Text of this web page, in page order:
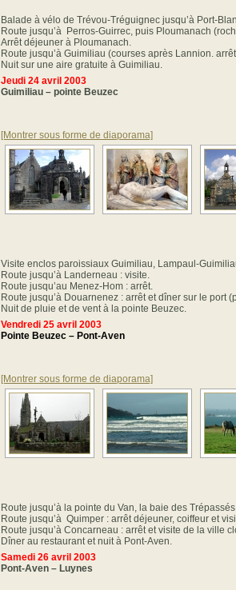
Balade à vélo de Trévou-Tréguignec jusqu’à Port-
Route jusqu’à Perros-Guirrec, puis Ploumanach
Arrêt déjeuner à Ploumanach.
Route jusqu’à Guimiliau (courses après Lannion.
Nuit sur une aire gratuite à Guimiliau.
Jeudi 24 avril 2003
Guimiliau – pointe Beuzec
[Montrer sous forme de diaporama]
Visite enclos paroissiaux Guimiliau, Lampaul-
Route jusqu’à Landerneau : visite.
Route jusqu’au Menez-Hom : arrêt.
Route jusqu’à Douarnenez : arrêt et dîner sur le port
Nuit de pluie et de vent à la pointe Beuzec.
Vendredi 25 avril 2003
Pointe Beuzec – Pont-Aven
[Montrer sous forme de diaporama]
Route jusqu’à la pointe du Van, la baie des
Route jusqu’à Quimper : arrêt déjeuner, coiffeur et
Route jusqu’à Concarneau : arrêt et visite de la ville
Dîner au restaurant et nuit à Pont-Aven.
Samedi 26 avril 2003
Pont-Aven – Luynes